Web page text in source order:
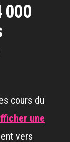
000
cours du
une
vers